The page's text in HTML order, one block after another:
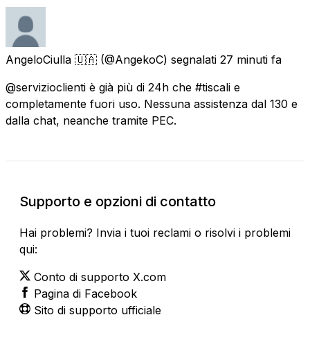
AngeloCiulla 🇺🇦 (@AngekoC) segnalati 27 minuti fa
@servizioclienti è già più di 24h che #tiscali e
completamente fuori uso. Nessuna assistenza dal 130 e
dalla chat, neanche tramite PEC.
Supporto e opzioni di contatto
Hai problemi? Invia i tuoi reclami o risolvi i problemi
qui:
Conto di supporto X.com
Pagina di Facebook
Sito di supporto ufficiale